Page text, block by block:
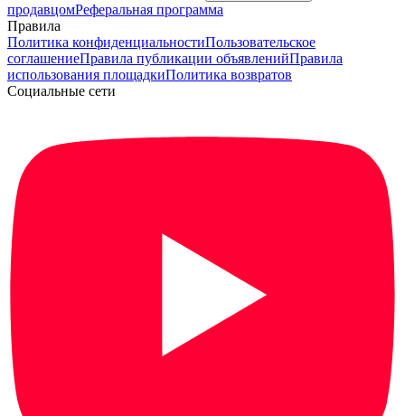
продавцомРеферальная программа
Правила
Политика конфиденциальностиПользовательское
соглашениеПравила публикации объявленийПравила
использования площадкиПолитика возвратов
Социальные сети